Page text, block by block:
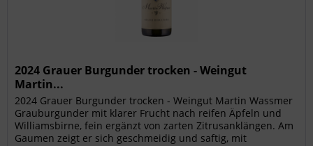
2024 Grauer Burgunder trocken - Weingut
Martin...
2024 Grauer Burgunder trocken - Weingut Martin Wassmer
Grau­burgunder mit klarer Frucht nach reifen Äpfeln und
Williamsbirne, fein ergänzt von zarten Zitrusanklängen. Am
Gaumen zeigt er sich geschmeidig und saftig, mit